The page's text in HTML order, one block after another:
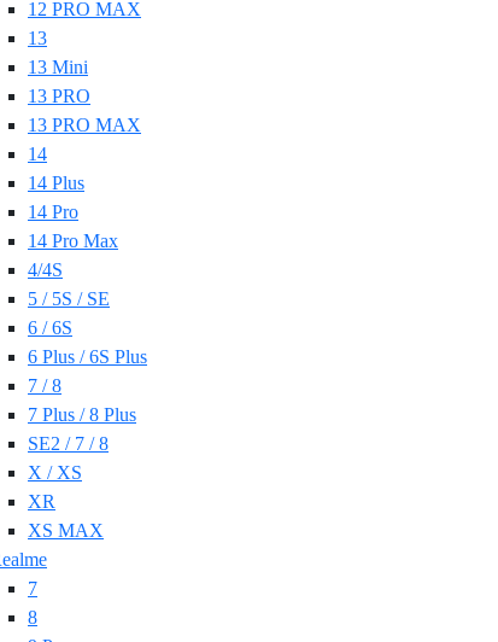
12 PRO MAX
13
13 Mini
13 PRO
13 PRO MAX
14
14 Plus
14 Pro
14 Pro Max
4/4S
5 / 5S / SE
6 / 6S
6 Plus / 6S Plus
7 / 8
7 Plus / 8 Plus
SE2 / 7 / 8
X / XS
XR
XS MAX
7
8